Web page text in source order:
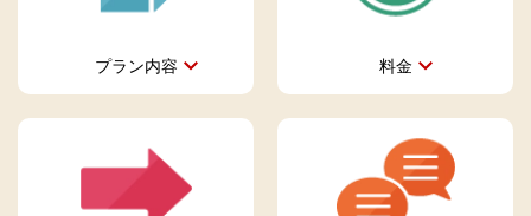
プラン内容 料金